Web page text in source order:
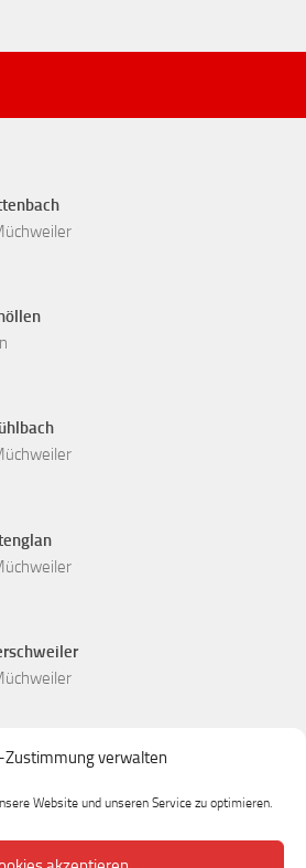
Zustimmung verwalten
Website und unseren Service zu optimieren.